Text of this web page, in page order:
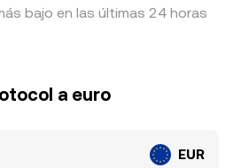
bajo en las últimas 24 horas
a euro
EUR